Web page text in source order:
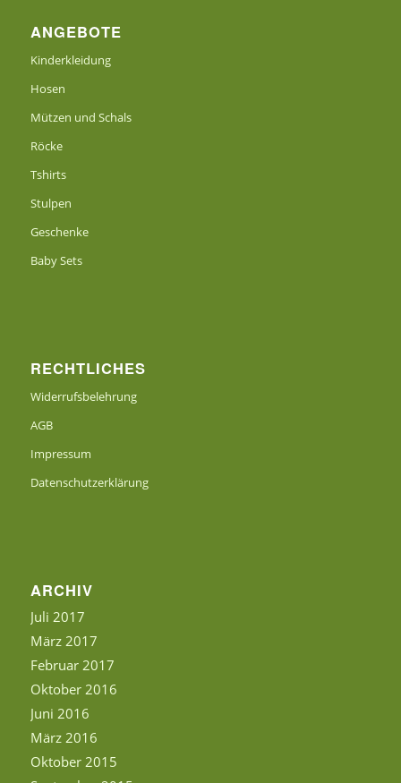
ANGEBOTE
Kinderkleidung
Hosen
Mützen und Schals
Röcke
Tshirts
Stulpen
Geschenke
Baby Sets
RECHTLICHES
Widerrufsbelehrung
AGB
Impressum
Datenschutzerklärung
ARCHIV
Juli 2017
März 2017
Februar 2017
Oktober 2016
Juni 2016
März 2016
Oktober 2015